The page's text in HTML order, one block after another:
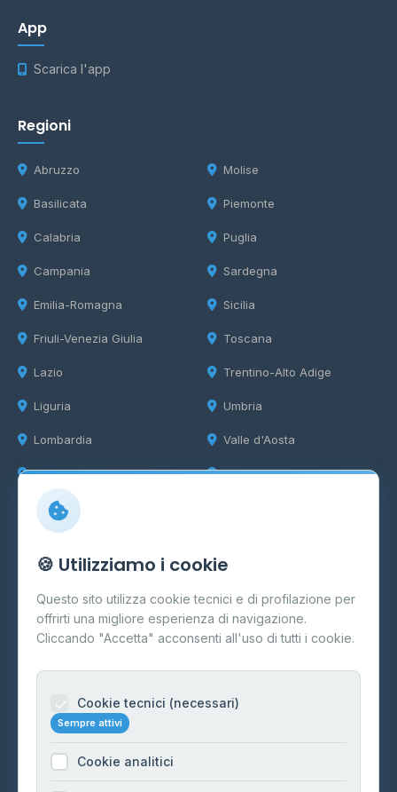
App
Scarica l'app
Regioni
Abruzzo
Basilicata
Calabria
Campania
Emilia-Romagna
Friuli-Venezia Giulia
Lazio
Liguria
Lombardia
Marche
Molise
Piemonte
Puglia
Sardegna
Sicilia
Toscana
Trentino-Alto Adige
Umbria
Valle d'Aosta
Veneto
Info
Cos'è il GPL
FAQ
Contatti
Informazioni legali
Cookie Policy
🍪 Utilizziamo i cookie
Questo sito utilizza cookie tecnici e di profilazione per
offrirti una migliore esperienza di navigazione.
Cliccando "Accetta" acconsenti all'uso di tutti i cookie.
Cookie tecnici (necessari)
Sempre attivi
Cookie analitici